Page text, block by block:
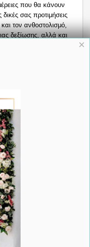
που θα κάνουν
σας προτιμήσεις
τον ανθοστολισμό,
δεξίωσης, αλλά και
×